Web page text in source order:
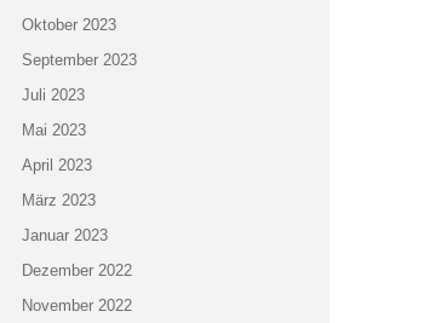
Oktober 2023
September 2023
Juli 2023
Mai 2023
April 2023
März 2023
Januar 2023
Dezember 2022
November 2022